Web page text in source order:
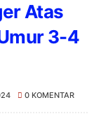
Atas
3-4
0 KOMENTAR